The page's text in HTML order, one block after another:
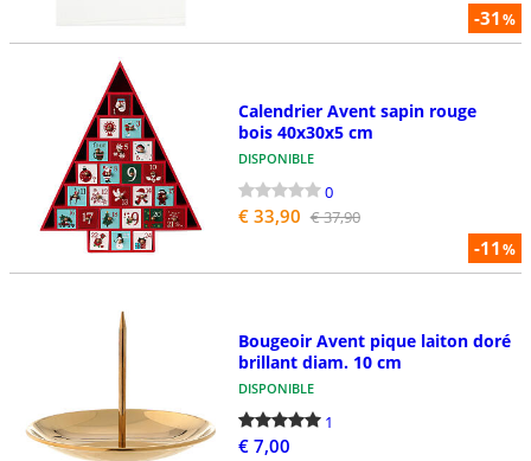
-31%
-11%
Calendrier Avent sapin rouge
bois 40x30x5 cm
DISPONIBLE
0
€ 33,90 € 37,90
Bougeoir Avent pique laiton doré
brillant diam. 10 cm
DISPONIBLE
1
€ 7,00